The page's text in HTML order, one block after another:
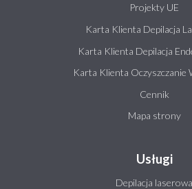
Projekty UE
Karta Klienta Depilacja
Karta Klienta Depilacja
Karta Klienta Oczyszczanie
Cennik
Mapa strony
Usługi
Depilacja laserowa